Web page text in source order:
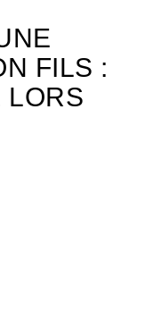
FILS :
LORS